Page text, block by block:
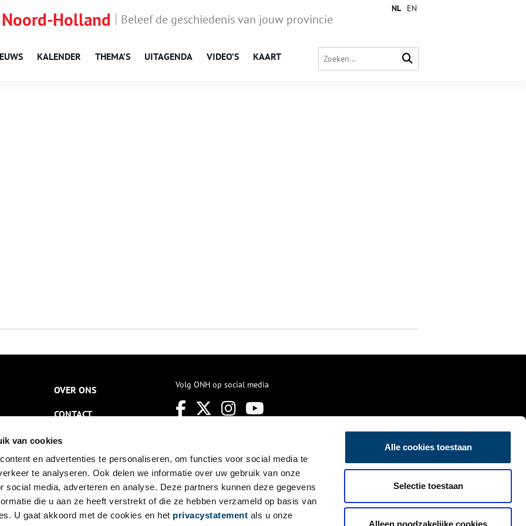
van cookies
en advertenties te personaliseren, om functies voor social media te
te analyseren. Ook delen we informatie over uw gebruik van onze
social media, adverteren en analyse. Deze partners kunnen deze gegevens
die u aan ze heeft verstrekt of die ze hebben verzameld op basis van
U gaat akkoord met de cookies en het privacystatement als u onze
Alle cookies toestaan
Selectie toestaan
Alleen noodzakelijke cookies
Holland Beleef de geschiedenis van jouw provincie
KALENDER THEMA’S UITAGENDA VIDEO’S KAART
NL EN
OVER ONS
CONTACT
NIEUWSBRIEF
DISCLAIMER
PRIVACY
TOEGANKELIJKHEID
Volg ONH op social media